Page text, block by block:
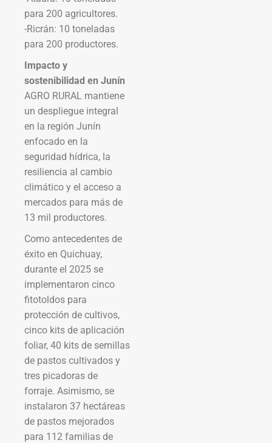
para 200 agricultores.
-Ricrán: 10 toneladas
para 200 productores.
Impacto y
sostenibilidad en Junín
AGRO RURAL mantiene
un despliegue integral
en la región Junín
enfocado en la
seguridad hídrica, la
resiliencia al cambio
climático y el acceso a
mercados para más de
13 mil productores.
Como antecedentes de
éxito en Quichuay,
durante el 2025 se
implementaron cinco
fitotoldos para
protección de cultivos,
cinco kits de aplicación
foliar, 40 kits de semillas
de pastos cultivados y
tres picadoras de
forraje. Asimismo, se
instalaron 37 hectáreas
de pastos mejorados
para 112 familias de